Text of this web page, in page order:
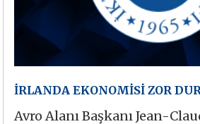
İRLANDA EKONOMİSİ ZOR
Avro Alanı Başkanı Jean-